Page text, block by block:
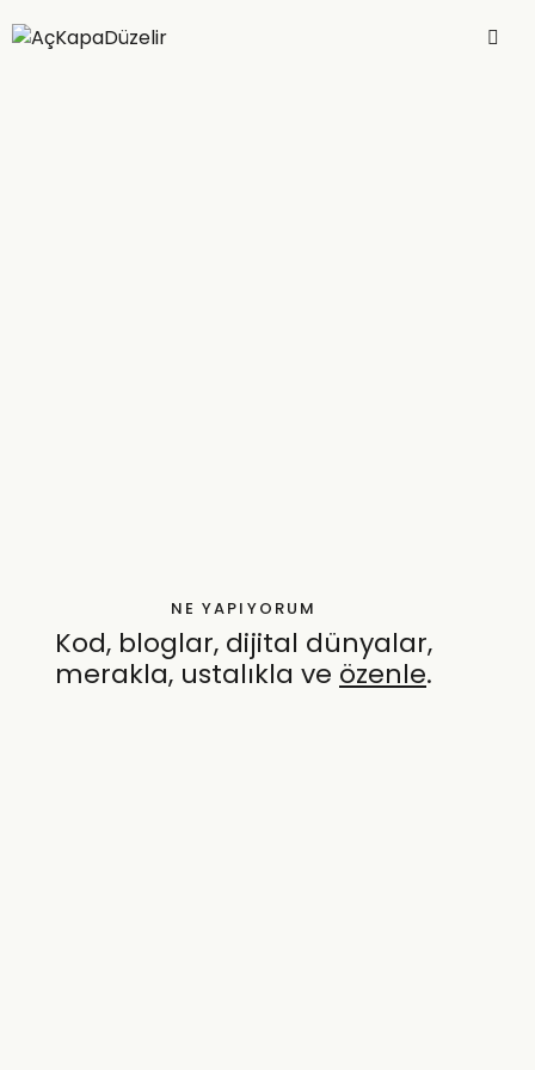
NE YAPIYORUM
Kod, bloglar, dijital dünyalar,
merakla, ustalıkla ve özenle.